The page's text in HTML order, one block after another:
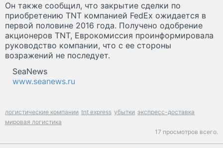
Он также сообщил, что закрытие сделки по
приобретению TNT компанией FedEx ожидается в
первой половине 2016 года. Получено одобрение
акционеров TNT, Еврокомиссия проинформировала
руководство компании, что с ее стороны
возражений не последует.
SeaNews
www.seanews.ru
логистические компании tnt express убытки экспресс-доставка
мировая логистика
17 просмотров всего.